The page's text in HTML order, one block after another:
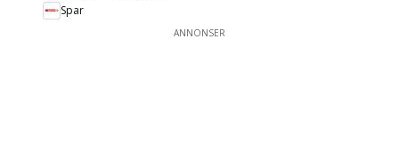
Spar
ANNONSER